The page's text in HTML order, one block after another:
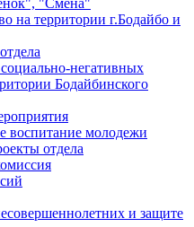
"Смена"
на территории г.Бодайбо и
негативных
Бодайбинского
воспитание молодежи
отдела
и защите